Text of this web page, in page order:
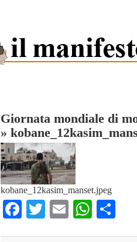
Giornata mondiale di
»
kobane_12kasim_manset.jpeg
Facebook
TwitterEmail